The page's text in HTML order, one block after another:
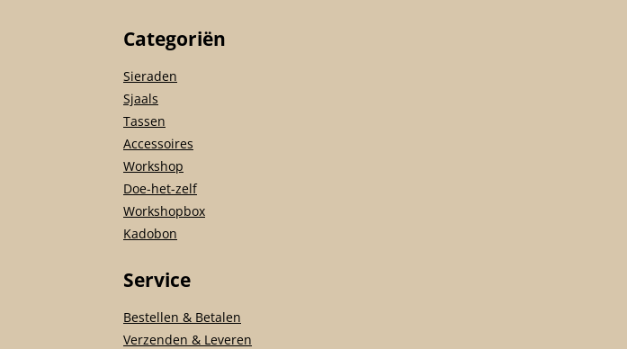
Categoriën
Sieraden
Sjaals
Tassen
Accessoires
Workshop
Doe-het-zelf
Workshopbox
Kadobon
Service
Bestellen & Betalen
Verzenden & Leveren